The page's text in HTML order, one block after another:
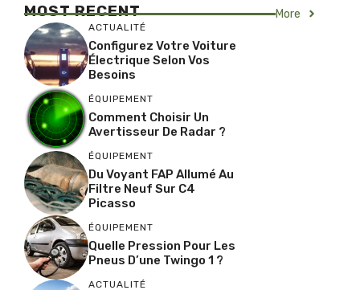
MOST RECENT More
ACTUALITÉ
Configurez Votre Voiture
Électrique Selon Vos
Besoins
ÉQUIPEMENT
Comment Choisir Un
Avertisseur De Radar ?
ÉQUIPEMENT
Du Voyant FAP Allumé Au
Filtre Neuf Sur C4
Picasso
ÉQUIPEMENT
Quelle Pression Pour Les
Pneus D’une Twingo 1 ?
ACTUALITÉ